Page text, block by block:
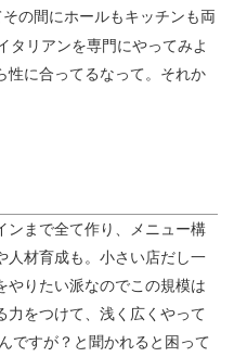
の間にホールもキッチンも両
タリアンを専門にやってみよ
性に合ってるなって。それか
ンまで全て作り、メニュー構
人材育成も。小さい店だし一
やりたい派なのでこの規模は
力をつけて、浅く広くやって
ですが？と聞かれると困って